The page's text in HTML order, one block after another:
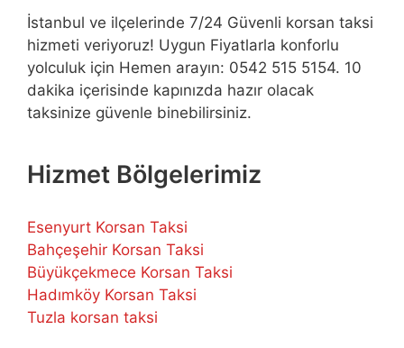
İstanbul ve ilçelerinde 7/24 Güvenli korsan taksi
hizmeti veriyoruz! Uygun Fiyatlarla konforlu
yolculuk için Hemen arayın: 0542 515 5154. 10
dakika içerisinde kapınızda hazır olacak
taksinize güvenle binebilirsiniz.
Hizmet Bölgelerimiz
Esenyurt Korsan Taksi
Bahçeşehir Korsan Taksi
Büyükçekmece Korsan Taksi
Hadımköy Korsan Taksi
Tuzla korsan taksi